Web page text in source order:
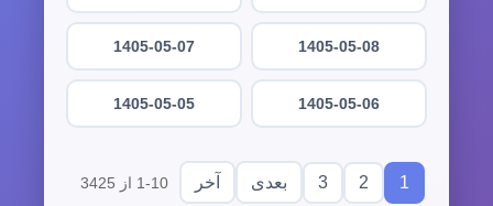
1405-05-08
1405-05-07
1405-05-06
1405-05-05
1
2
3 بعدی آخر 1-10 از 3425